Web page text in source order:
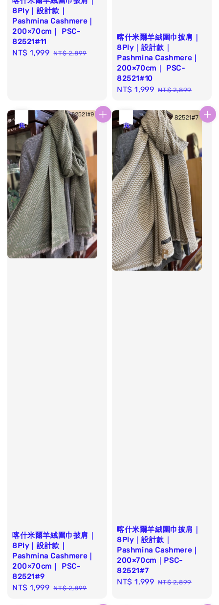
8Ply｜設計款｜
Pashmina Cashmere｜
200×70cm｜ PSC-
82521#11
Sale
NT$ 1,999 Regular
NT$ 2,899
喀什米爾羊絨圍巾披肩｜
8Ply｜設計款｜
Pashmina Cashmere｜
200×70cm｜ PSC-
82521#10
Sale
NT$ 1,999 Regular
NT$ 2,899
喀什米爾羊絨圍巾披肩｜
8Ply｜設計款｜
Pashmina Cashmere｜
200×70cm｜ PSC-
82521#9
Sale
NT$ 1,999 Regular
NT$ 2,899
喀什米爾羊絨圍巾披肩｜
8Ply｜設計款｜
Pashmina Cashmere｜
200×70cm｜PSC-
82521#7
Sale
NT$ 1,999 Regular
NT$ 2,899